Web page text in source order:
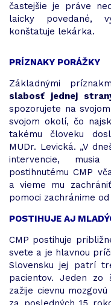
častejšie je práve
laicky povedané,
konštatuje lekárka.
PRÍZNAKY PORÁŽKY
Základnými
slabosť jednej
spozorujete na
svojom okolí, čo
takému človeku
MUDr. Levická. „V
intervencie,
postihnutému CMP
a vieme mu
pomoci zachránime od
POSTIHUJE AJ
CMP postihuje
svete a je hlavnou
Slovensku jej patrí
pacientov. Jeden zo
zažije cievnu